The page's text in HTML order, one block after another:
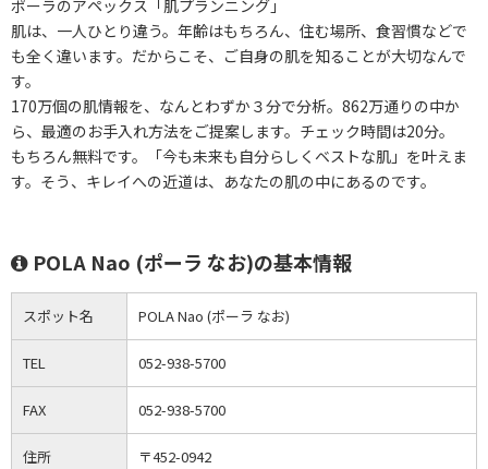
ポーラのアペックス「肌プランニング」
肌は、一人ひとり違う。年齢はもちろん、住む場所、食習慣などで
も全く違います。だからこそ、ご自身の肌を知ることが大切なんで
す。
170万個の肌情報を、なんとわずか３分で分析。862万通りの中か
ら、最適のお手入れ方法をご提案します。チェック時間は20分。
もちろん無料です。「今も未来も自分らしくベストな肌」を叶えま
す。そう、キレイへの近道は、あなたの肌の中にあるのです。
POLA Nao (ポーラ なお)の基本情報
スポット名 POLA Nao (ポーラ なお)
TEL 052-938-5700
FAX 052-938-5700
住所
〒452-0942